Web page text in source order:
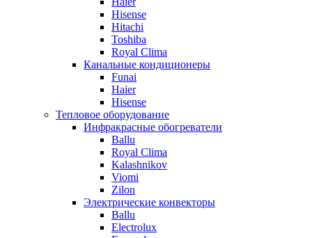
Hisense
Hitachi
Toshiba
Royal Clima
Канальные кондиционеры
Funai
Haier
Hisense
Тепловое оборудование
Инфракрасные обогреватели
Ballu
Royal Clima
Kalashnikov
Viomi
Zilon
Электрические конвекторы
Ballu
Electrolux